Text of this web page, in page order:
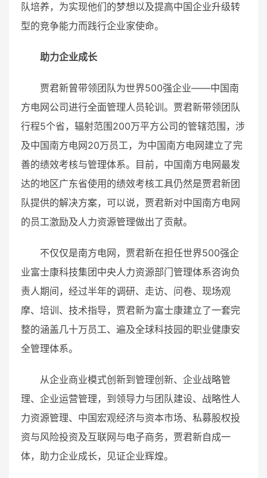
队培养，为实现他们的梦想以及提高中国企业升级转
型的竞争能力而践行企业家使命。
助力企业成长
贾君新曾带领团队为世界500强企业——中国南
方电网公司进行全面管理人员轮训。贾君新带领团队
行程5个省，辐射范围200万平方公司的管辖范围，涉
及中国南方电网20万员工，为中国南方电网建立了完
善的绩效考核与管理体系。目前，中国南方电网最发
达的地区广东省使用的绩效考核工具仍然是贾君新团
队提供的解决方案，可以说，贾君新对中国南方电网
的员工激励及人力资源管理做出了贡献。
不仅仅是南方电网，贾君新在担任世界500强企
业富士康科技集团中央人力资源部门管理体系咨询负
责人期间，经过半年的调研、走访、问卷、现场观
摩、培训、技术指导，贾君新为富士康建立了一套完
整的涵盖几十万员工、遍及全球科技园的职业健康安
全管理体系。
从企业商业模式创新到管理创新、企业战略管
理、企业运营管理，到领导力与团队建设、战略性人
力资源管理、中国宏观经济与资本市场、私募股权投
资与风险投资及互联网与电子商务，贾君新自成一
体，助力企业成长，见证企业辉煌。